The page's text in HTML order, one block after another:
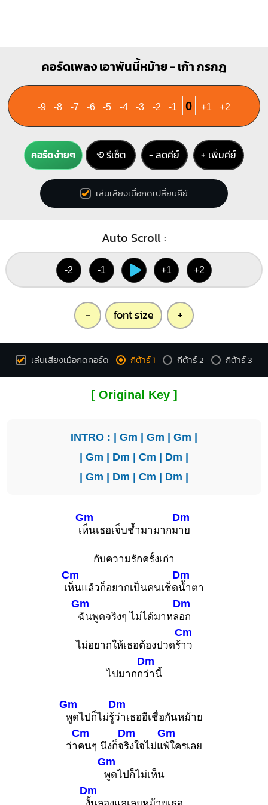
คอร์ดเพลง เอาพันนี้หม้าย - เก้า กรกฎ
-9 -8 -7 -6 -5 -4 -3 -2 -1 0 +1 +2
คอร์ดง่ายๆ ⟲ รีเซ็ต − ลดคีย์ + เพิ่มคีย์
เล่นเสียงเมื่อกดเปลี่ยนคีย์
Auto Scroll :
-2 -1 +1 +2
- font size +
เล่นเสียงเมื่อกดคอร์ด กีต้าร์ 1 กีต้าร์ 2 กีต้าร์ 3
[ Original Key ]
INTRO : | Gm | Gm | Gm |
| Gm | Dm | Cm | Dm |
| Gm | Dm | Cm | Dm |
เ
Gm
ห็นเธอเจ็บช้ำมามากม
Dm
าย
กับความรักครั้งเก่า
เ
Cm
ห็นแล้วก็อยากเป็นคนเช็ด
Dm
น้ำตา
Gm
ฉันพูดจริงๆ ไม่ได้มาหล
Dm
อก
ไม่อยากให้เธอต้องปวดร้
Cm
าว
ไปมากก
Dm
ว่านี้
Gm
พูดไปก็ไม่รู้
Dm
ว่าเธออีเชื่อกันหม้าย
ว่า
Cm
คนๆ นึงก็จ
Dm
ริงใจไม่แ
Gm
พ้ใครเลย
Gm
พูดไปก็ไม่เห็น
Dm